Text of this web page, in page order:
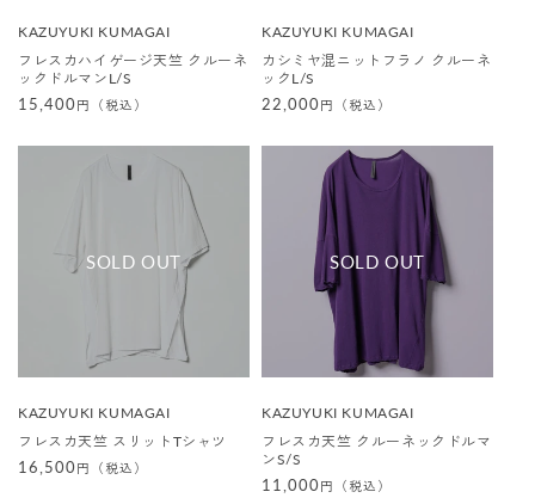
販
元
KAZUYUKI KUMAGAI
フレスカハイゲージ天竺 クルーネ
ックドルマンL/S
通
価
15,400円（税込）
販
元
KAZUYUKI KUMAGAI
カシミヤ混ニットフラノ クルーネ
ックL/S
通
価
22,000円（税込）
販
元
:
KAZUYUKI KUMAGAI
フレスカ天竺 スリットTシャツ
通
16,500円（税込）
販
元
:
KAZUYUKI KUMAGAI
フレスカ天竺 クルーネックドルマ
ンS/S
通
11,000円（税込）